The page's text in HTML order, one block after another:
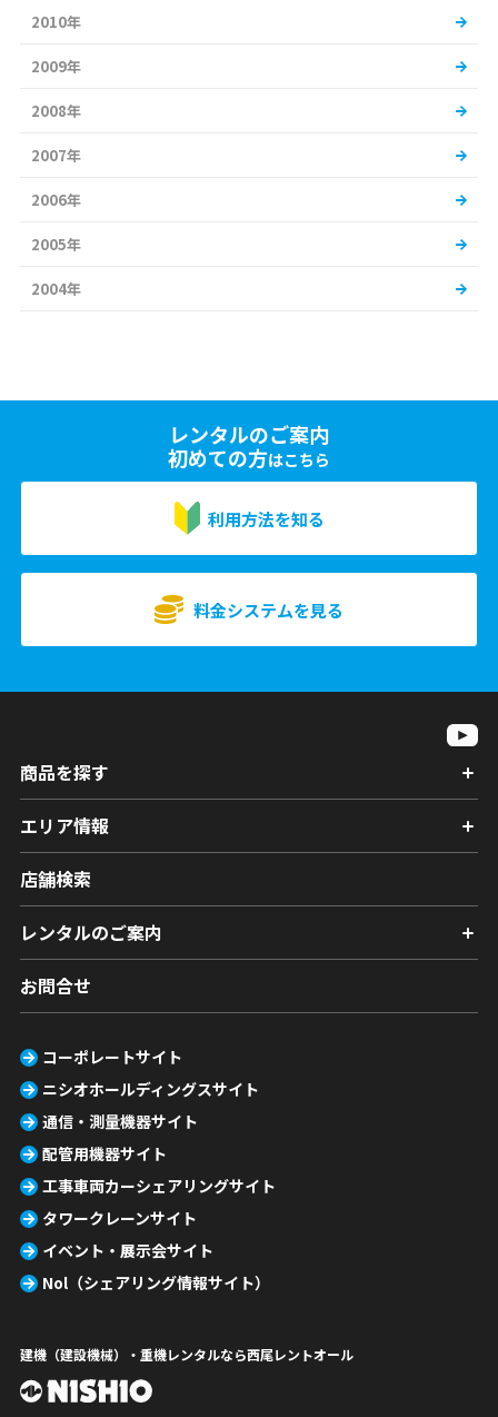
2010年
2009年
2008年
2007年
2006年
2005年
2004年
レンタルのご案内
初めての方はこちら
利用方法を知る
料金システムを見る
商品を探す
エリア情報
店舗検索
レンタルのご案内
お問合せ
コーポレートサイト
ニシオホールディングスサイト
通信・測量機器サイト
配管用機器サイト
工事車両カーシェアリングサイト
タワークレーンサイト
イベント・展示会サイト
Nol（シェアリング情報サイト）
建機（建設機械）・重機レンタルなら西尾レントオール